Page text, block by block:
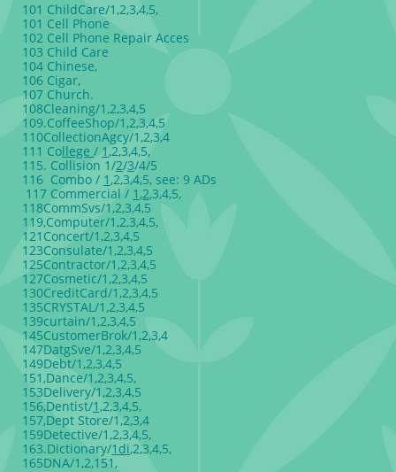
101 ChildCare/1,2,3,4,5,
101 Cell Phone
102 Cell Phone Repair Acces
103 Child Care
104 Chinese,
106 Cigar,
107 Church.
108Cleaning/1,2,3,4,5
109.CoffeeShop/1,2,3,4,5
110CollectionAgcy/1,2,3,4
111 College / 1 ,2,3,4,5,
115. Collision 1/2/3/4/5
116 Combo / 1 ,2,3,4,5, see: 9 ADs
117 Commercial / 1 ,2,3,4,5,
118CommSvs/1,2,3,4,5
119,Computer/1,2,3,4,5,
121Concert/1,2,3,4,5
123Consulate/1,2,3,4,5
125Contractor/1,2,3,4,5
127Cosmetic/1,2,3,4,5
130CreditCard/1,2,3,4,5
135CRYSTAL/1,2,3,4,5
139curtain/1,2,3,4,5
145CustomerBrok/1,2,3,4
147DatgSve/1,2,3,4,5
149Debt/1,2,3,4,5
151,Dance/1,2,3,4,5,
153Delivery/1,2,3,4,5
156,Dentist/1,2,3,4,5,
157,Dept Store/1,2,3,4
159Detective/1,2,3,4,5,
163.Dictionary/1di,2,3,4,5,
165DNA/1,2,151,